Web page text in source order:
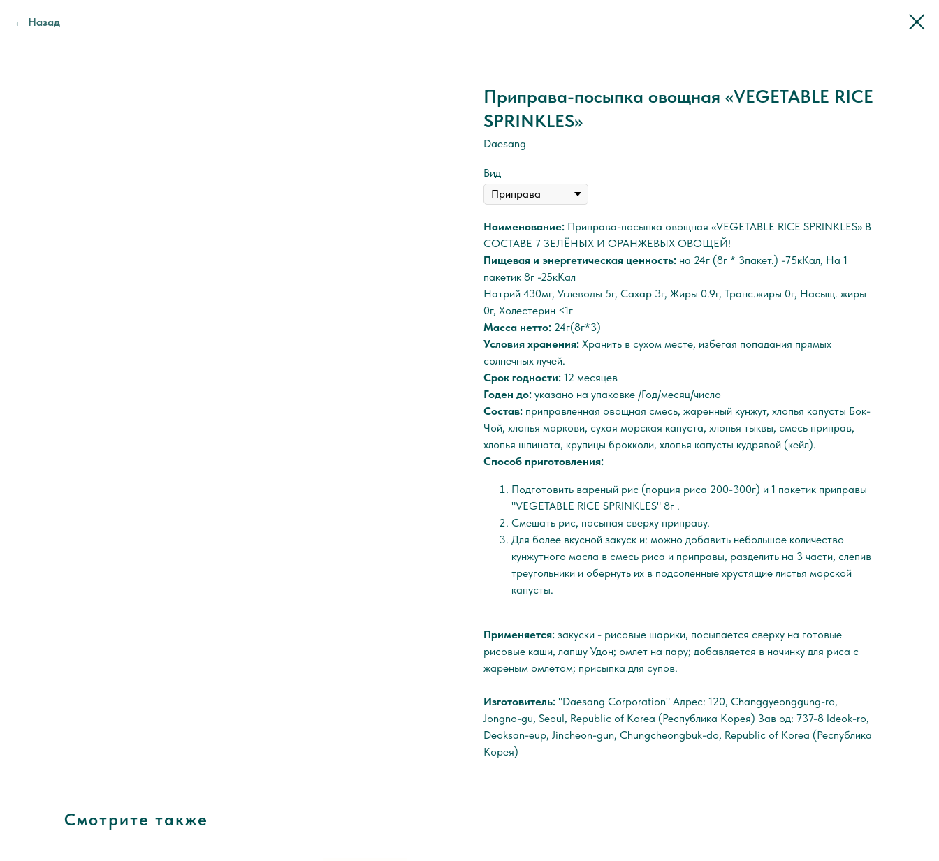
Назад
Приправа-посыпка овощная «VEGETABLE RICE
SPRINKLES»
Daesang
Вид
Наименование: Приправа-посыпка овощная «VEGETABLE RICE SPRINKLES» В
СОСТАВЕ 7 ЗЕЛЁНЫХ И ОРАНЖЕВЫХ ОВОЩЕЙ!
Пищевая и энергетическая ценность: на 24г (8г * 3пакет.) -75кКал, На 1
пакетик 8г -25кКал
Натрий 430мг, Углеводы 5г, Сахар 3г, Жиры 0.9г, Транс.жиры 0г, Насыщ. жиры
0г, Холестерин <1г
Масса нетто: 24г(8г*3)
Условия хранения: Хранить в сухом месте, избегая попадания прямых
солнечных лучей.
Срок годности: 12 месяцев
Годен до: указано на упаковке /Год/месяц/число
Состав: приправленная овощная смесь, жаренный кунжут, хлопья капусты Бок-
Чой, хлопья моркови, сухая морская капуста, хлопья тыквы, смесь приправ,
хлопья шпината, крупицы брокколи, хлопья капусты кудрявой (кейл).
Способ приготовления:
Подготовить вареный рис (порция риса 200-300г) и 1 пакетик приправы
"VEGETABLE RICE SPRINKLES" 8г .
Смешать рис, посыпая сверху приправу.
Для более вкусной закуск и: можно добавить небольшое количество
кунжутного масла в смесь риса и приправы, разделить на 3 части, слепив
треугольники и обернуть их в подсоленные хрустящие листья морской
капусты.
Применяется: закуски - рисовые шарики, посыпается сверху на готовые
рисовые каши, лапшу Удон; омлет на пару; добавляется в начинку для риса с
жареным омлетом; присыпка для супов.
Изготовитель: "Daesang Corporation" Адрес: 120, Changgyeonggung-ro,
Jongno-gu, Seoul, Republic of Korea (Республика Корея) Зав од: 737-8 Ideok-ro,
Deoksan-eup, Jincheon-gun, Chungcheongbuk-do, Republic of Korea (Республика
Корея)
Смотрите также